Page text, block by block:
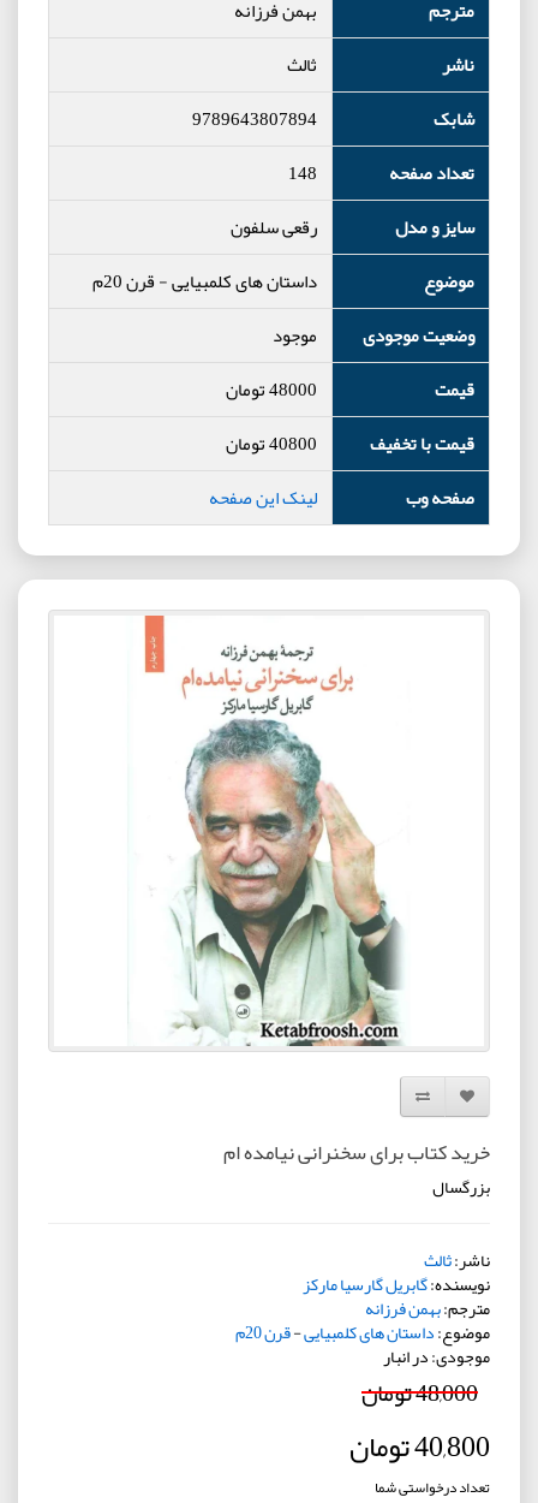
مترجم
بهمن فرزانه
ناشر
ثالث
شابک
9789643807894
تعداد صفحه
148
سایز و مدل
رقعی سلفون
موضوع
داستان های کلمبیایی-قرن 20م
وضعیت موجودی
موجود
قیمت
48000تومان
قیمت با تخفیف
40800تومان
صفحه وب
لینک این صفحه
افزودن به لیست دلخواه
مقایسه این محصول
خرید کتاب برای سخنرانی نیامده ام
بزرگسال
ناشر:ثالث
نویسنده:گابریل گارسیا مارکز
مترجم:بهمن فرزانه
موضوع:داستان های کلمبیایی-قرن 20م
موجودی: در انبار
48,000 تومان
40,800 تومان
تعداد درخواستی شما